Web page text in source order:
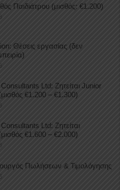
Παιδιάτρου (μισθός: €1.200)
Θέσεις εργασίας (δεν
Ltd: Ζητείται Junior
€1.200 – €1.300)
Ltd: Ζητείται
€1.600 – €2.000)
Πωλήσεων & Τιμολόγησης